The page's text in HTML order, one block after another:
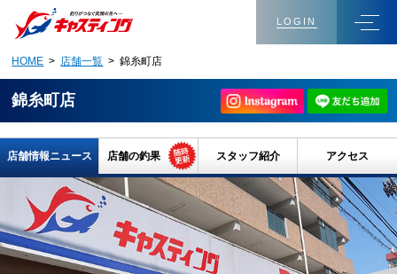
LOGIN
HOME > 店舗一覧 > 錦糸町店
錦糸町店
店舗情報ニュース 店舗の釣果 スタッフ紹介 アクセス